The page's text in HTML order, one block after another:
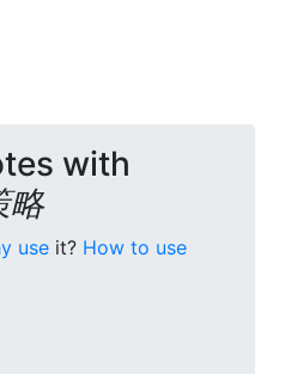
with
略
use it? How to use